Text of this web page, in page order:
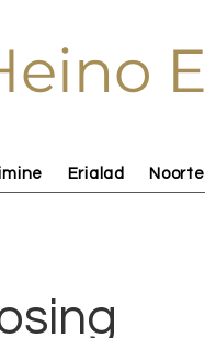
Erialad